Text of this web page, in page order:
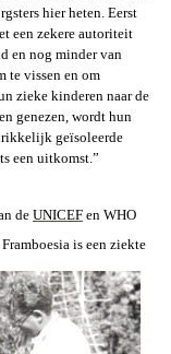
hier heten. Eerst
een zekere autoriteit
en nog minder van
te vissen en om
zieke kinderen naar de
genezen, wordt hun
geïsoleerde
een uitkomst.”
de UNICEF en WHO
is een ziekte